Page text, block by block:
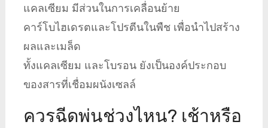
แคลเซียม มีส่วนในการเคลื่อนย้าย
คาร์โบไฮเดรตและโปรตีนในพืช เพื่อนำไปสร้าง
ผลและเมล็ด
ทั้งแคลเซียม และโบรอน ยังเป็นองค์ประกอบ
ของสารที่เชื่อมผนังเซลล์
ควรฉีดพ่นช่วงไหน? เช้าหรือ